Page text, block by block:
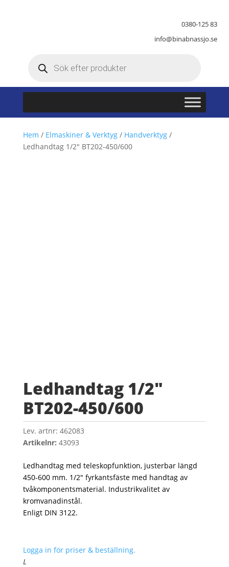
0380-125 83
info@binabnassjo.se
Hem / Elmaskiner & Verktyg/ Handverktyg/
Ledhandtag 1/2″ BT202-450/600
Ledhandtag 1/2″
BT202-450/600
Lev. artnr: 462083
Artikelnr: 43093
Ledhandtag med teleskopfunktion, justerbar längd
450-600 mm. 1/2″ fyrkantsfäste med handtag av
tvåkomponentsmaterial. Industrikvalitet av
kromvanadinstål.
Enligt DIN 3122.
Logga in för priser & beställning.
L